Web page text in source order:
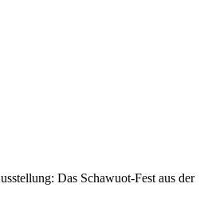
Das Schawuot-Fest aus der